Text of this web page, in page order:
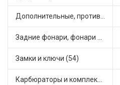
Дополнительные, противотуманные фары (2)
Задние фонари, фонари видимости (5)
Замки и ключи (54)
Карбюраторы и комплектующие (32)